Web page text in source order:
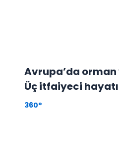
Avrupa’da orman
Üç itfaiyeci
360°